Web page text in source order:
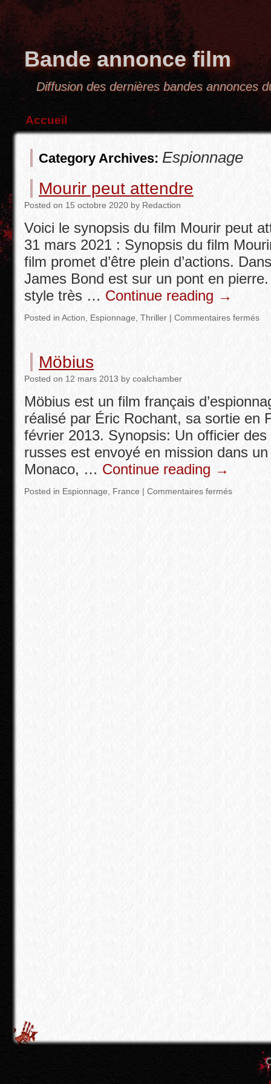
Bande annonce film
Diffusion des dernières bandes annonces
Accueil
Category Archives: Espionnage
Mourir peut attendre
Posted on 15 octobre 2020 by Redaction
Voici le synopsis du film Mourir peut
31 mars 2021 : Synopsis du film
film promet d’être plein d’actions.
James Bond est sur un pont en
style très … Continue reading →
Posted in Action Espionnage Thriller | Commentaires fermés
Möbius
Posted on 12 mars 2013 by coalchamber
Möbius est un film français
réalisé par Éric Rochant, sa sortie en
février 2013. Synopsis: Un officier
russes est envoyé en mission dans
Monaco, … Continue reading →
Posted in Espionnage France | Commentaires fermés